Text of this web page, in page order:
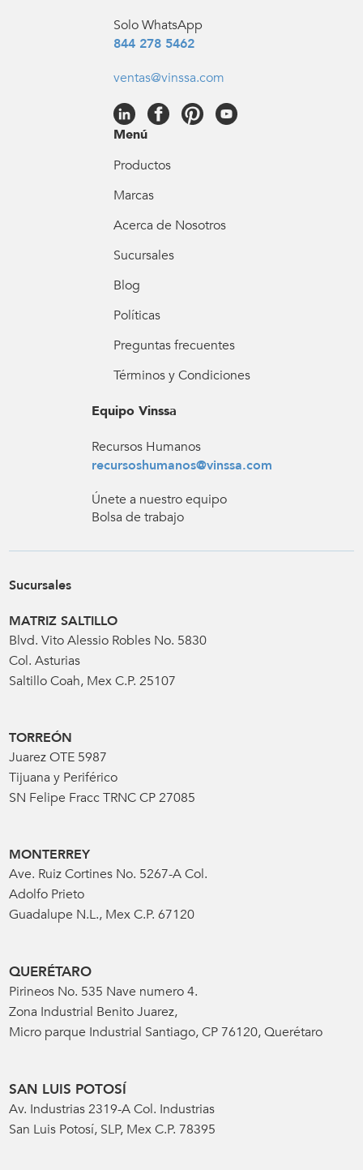
Solo WhatsApp
844 278 5462
ventas@vinssa.com
Menú
Productos
Marcas
Acerca de Nosotros
Sucursales
Blog
Políticas
Preguntas frecuentes
Términos y Condiciones
Equipo Vinssa
Recursos Humanos
recursoshumanos@vinssa.com
Únete a nuestro equipo
Bolsa de trabajo
Sucursales
MATRIZ SALTILLO
Blvd. Vito Alessio Robles No. 5830
Col. Asturias
Saltillo Coah, Mex C.P. 25107
TORREÓN
Juarez OTE 5987
Tijuana y Periférico
SN Felipe Fracc TRNC CP 27085
MONTERREY
Ave. Ruiz Cortines No. 5267-A Col.
Adolfo Prieto
Guadalupe N.L., Mex C.P. 67120
QUERÉTARO
Pirineos No. 535 Nave numero 4.
Zona Industrial Benito Juarez,
Micro parque Industrial Santiago, CP 76120, Querétaro
SAN LUIS POTOSÍ
Av. Industrias 2319-A Col. Industrias
San Luis Potosí, SLP, Mex C.P. 78395